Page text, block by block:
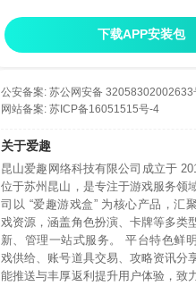
下载APP安装包
公安备案: 苏公网安备 32058302002633
网站备案: 苏ICP备16051515号-4
关于爱趣
昆山爱趣网络科技有限公司成立于
位于苏州昆山，是专注于游戏服务领
司以 “爱趣游戏盒” 为核心产品，汇
戏资源，涵盖角色扮演、卡牌等多类
新、管理一站式服务。 平台特色鲜
戏供给、账号道具交易、攻略资讯分
能推送与丰厚返利提升用户体验，致